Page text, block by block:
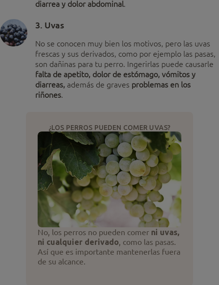
diarrea y dolor abdominal.
3. Uvas
No se conocen muy bien los motivos, pero las uvas
frescas y sus derivados, como por ejemplo las pasas,
son dañinas para tu perro. Ingerirlas puede causarle
falta de apetito, dolor de estómago, vómitos y
diarreas, además de graves problemas en los
riñones.
¿LOS PERROS PUEDEN COMER UVAS?
No, los perros no pueden comer ni uvas,
ni cualquier derivado, como las pasas.
Así que es importante mantenerlas fuera
de su alcance.